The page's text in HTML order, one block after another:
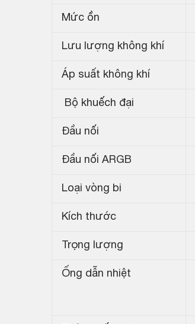
Mức ồn
Lưu lượng không khí
Áp suất không khí
Bộ khuếch đại
Đầu nối
Đầu nối ARGB
Loại vòng bi
Kích thước
Trọng lượng
Ống dẫn nhiệt